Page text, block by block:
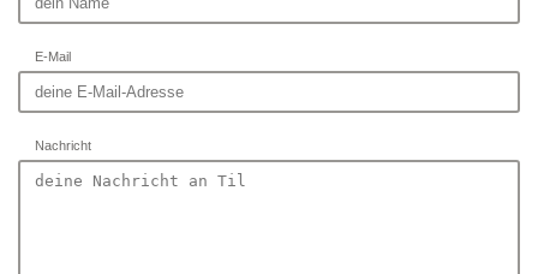
E-Mail
Nachricht